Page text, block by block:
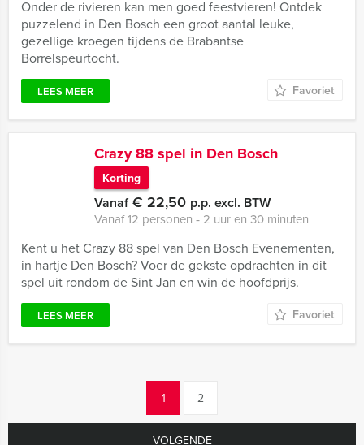
Onder de rivieren kan men goed feestvieren! Ontdek
puzzelend in Den Bosch een groot aantal leuke,
gezellige kroegen tijdens de Brabantse
Borrelspeurtocht.
LEES MEER Favoriet
Crazy 88 spel in Den Bosch
Korting
Vanaf€ 22,50 p.p. excl. BTW
Vanaf 12 personen ‐ 2 uur en 30 minuten
Kent u het Crazy 88 spel van Den Bosch Evenementen,
in hartje Den Bosch? Voer de gekste opdrachten in dit
spel uit rondom de Sint Jan en win de hoofdprijs.
LEES MEER Favoriet
1 2
VOLGENDE